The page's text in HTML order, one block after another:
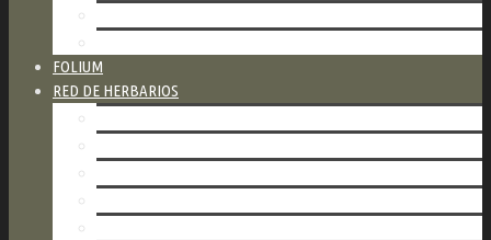
FOLIUM
RED DE HERBARIOS